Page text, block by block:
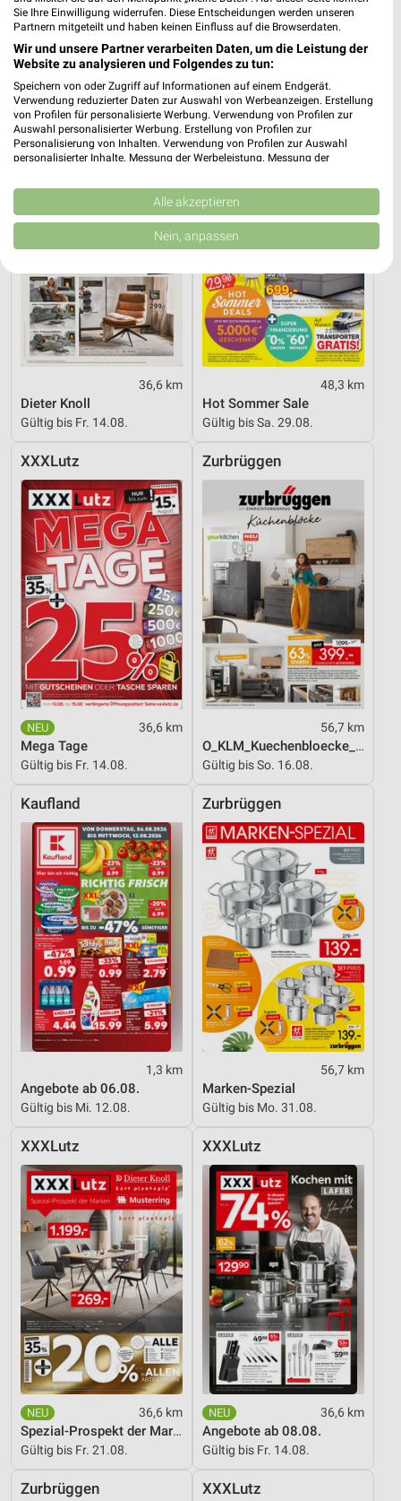
1,3 km
Mo-Mi Angebote ab 10.08.
Gültig ab Mo. 10.08.
36,6 km
Wohnen Spezial
Gültig bis Fr. 14.08.
XXXLutz
36,6 km
Dieter Knoll
Gültig bis Fr. 14.08.
Opti Wohnwelt
48,3 km
Hot Sommer Sale
Gültig bis Sa. 29.08.
XXXLutz
36,6 km
Mega Tage
Gültig bis Fr. 14.08.
Zurbrüggen
56,7 km
O_KLM_Kuechenbloecke_01_26_ES
Gültig bis So. 16.08.
Kaufland
1,3 km
Angebote ab 06.08.
Gültig bis Mi. 12.08.
Zurbrüggen
56,7 km
Marken-Spezial
Gültig bis Mo. 31.08.
XXXLutz
36,6 km
Spezial-Prospekt der Marken
Gültig bis Fr. 21.08.
XXXLutz
36,6 km
Angebote ab 08.08.
Gültig bis Fr. 14.08.
Zurbrüggen XXXLutz
Sie Ihre Einwilligung widerrufen. Diese Entscheidungen werden unseren
Partnern mitgeteilt und haben keinen Einfluss auf die Browserdaten.
Wir und unsere Partner verarbeiten Daten, um die Leistung der
Website zu analysieren und Folgendes zu tun:
Speichern von oder Zugriff auf Informationen auf einem Endgerät.
Verwendung reduzierter Daten zur Auswahl von Werbeanzeigen. Erstellung
von Profilen für personalisierte Werbung. Verwendung von Profilen zur
Auswahl personalisierter Werbung. Erstellung von Profilen zur
Personalisierung von Inhalten. Verwendung von Profilen zur Auswahl
personalisierter Inhalte. Messung der Werbeleistung. Messung der
Kombinationen von Daten aus verschiedenen Quellen. Entwicklung und
Verbesserung der Angebote. Verwendung reduzierter Daten zur Auswahl
von Inhalten.
Daten können außerhalb der Europäischen Union weitergegeben und in die
USA gesendet werden.
Website/App.
Partnerliste anzeigen (1 IAB-Anbieter)
Wir nutzen Ihre Daten für folgende Zwecke:
IAB-Verarbeitungszwecke:
auf einem Endgerät
Verwendung reduzierter Daten zur Auswahl von
Erstellung von Profilen für personalisierte
Werbung
Verwendung von Profilen zur Auswahl
personalisierter Werbung
Erstellung von Profilen zur Personalisierung
von Inhalten
Verwendung von Profilen zur Auswahl
personalisierter Inhalte
Messung der Werbeleistung
Messung der Performance von Inhalten
Analyse von Zielgruppen durch Statistiken oder
Kombinationen von Daten aus verschiedenen
Entwicklung und Verbesserung der Angebote
Verwendung reduzierter Daten zur Auswahl von
Inhalten
IAB-Besonderheiten:
Verwendung genauer Standortdaten
Geräte anhand von aktiv angeforderten
Informationen identifizieren
Nicht-IAB-Verarbeitungszwecke:
Notwendig
Performance
Funktional
Werbung
Alle akzeptieren
Nein, anpassen